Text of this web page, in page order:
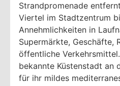
Strandpromenade
Viertel im Stadtzentrum
Annehmlichkeiten in
Supermärkte, Geschäfte,
öffentliche
bekannte Küstenstadt an
für ihr mildes